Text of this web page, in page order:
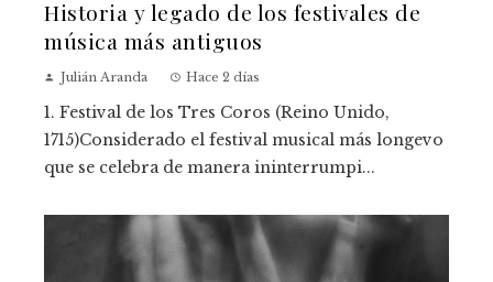
Historia y legado de los festivales de
música más antiguos
Julián Aranda Hace 2 días
1. Festival de los Tres Coros (Reino Unido,
1715)Considerado el festival musical más longevo
que se celebra de manera ininterrumpi...